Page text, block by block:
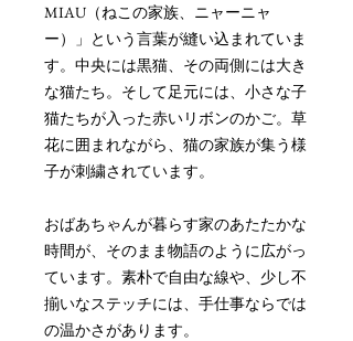
MIAU（ねこの家族、ニャーニャ
ー）」という言葉が縫い込まれていま
す。中央には黒猫、その両側には大き
な猫たち。そして足元には、小さな子
猫たちが入った赤いリボンのかご。草
花に囲まれながら、猫の家族が集う様
子が刺繍されています。
おばあちゃんが暮らす家のあたたかな
時間が、そのまま物語のように広がっ
ています。素朴で自由な線や、少し不
揃いなステッチには、手仕事ならでは
の温かさがあります。